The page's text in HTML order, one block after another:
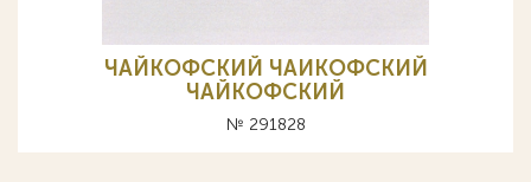
ЧАЙКОФСКИЙ ЧАИКОФСКИЙ
ЧАЙКОФСКИЙ
№ 291828